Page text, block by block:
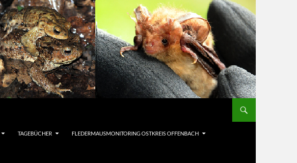
TAGEBÜCHER FLEDERMAUSMONITORING OSTKREIS OFFENBACH